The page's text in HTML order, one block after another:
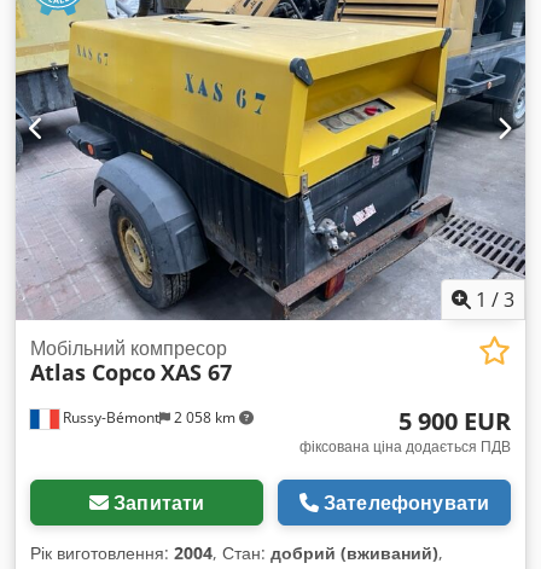
1 /3
Russy-Bémont 2 058 km
Мобільний компресор
Atlas CopcoXAS 67
5 900 EUR
фіксована ціна додається ПДВ
Запитати Зателефонувати
Рік виготовлення: 2004, Стан: добрий (вживаний),